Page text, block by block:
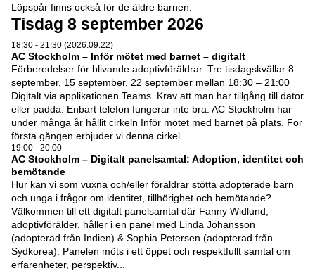
Löpspår finns också för de äldre barnen.
Tisdag 8 september 2026
18:30 - 21:30 (2026.09.22)
AC Stockholm – Inför mötet med barnet – digitalt
Förberedelser för blivande adoptivföräldrar. Tre tisdagskvällar 8
september, 15 september, 22 september mellan 18:30 – 21:00
Digitalt via applikationen Teams. Krav att man har tillgång till dator
eller padda. Enbart telefon fungerar inte bra. AC Stockholm har
under många år hållit cirkeln Inför mötet med barnet på plats. För
första gången erbjuder vi denna cirkel...
19:00 - 20:00
AC Stockholm – Digitalt panelsamtal: Adoption, identitet och
bemötande
Hur kan vi som vuxna och/eller föräldrar stötta adopterade barn
och unga i frågor om identitet, tillhörighet och bemötande?
Välkommen till ett digitalt panelsamtal där Fanny Widlund,
adoptivförälder, håller i en panel med Linda Johansson
(adopterad från Indien) & Sophia Petersen (adopterad från
Sydkorea). Panelen möts i ett öppet och respektfullt samtal om
erfarenheter, perspektiv...